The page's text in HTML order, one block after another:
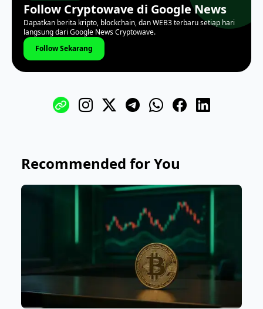
Follow Cryptowave di Google News
Dapatkan berita kripto, blockchain, dan WEB3 terbaru setiap hari
langsung dari Google News Cryptowave.
Follow Sekarang
Recommended for You